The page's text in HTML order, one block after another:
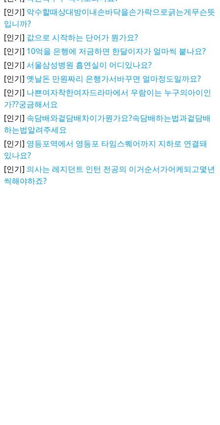
[인기] 악수할때상대방이내손바닥을손가락으로긁는게무슨뜻
입니까?
[인기] 값으로 시작하는 단어가 뭔가요?
[인기] 10억을 은행에 저금하면 한달이자가 얼마씩 붙나요?
[인기] 서울삼성병원 흡연실이 어디있나요?
[인기] 옛날돈 만원짜리 은행가서바꾸면 얼마정도일까요?
[인기] 나쁜여자착한여자드라마에서 우람이는 누구의아이인
가??궁금해서요
[인기] 속담배와겉담배차이가뭔가요?속담배하는법과겉담배
하는법알려주세요
[인기] 영등포역에서 영등포 타임스퀘어까지 지하로 연결돼
있나요?
[인기] 의사는 레지던트 인턴 전공의 이거순서가어케되고몇년
씩해야하죠?